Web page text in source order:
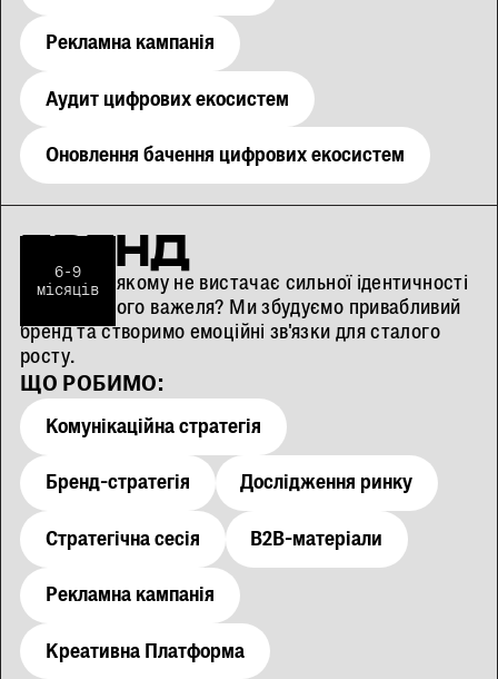
Рекламна кампанія
Аудит цифрових екосистем
Оновлення бачення цифрових екосистем
БРЕНД
Є продукт, якому не вистачає сильної ідентичності
чи емоційного важеля? Ми збудуємо привабливий
бренд та створимо емоційні зв'язки для сталого
росту.
ЩО РОБИМО:
Стратегічна сесія
Дослідження ринку
Бренд-стратегія
Комунікаційна стратегія
Креативна Платформа
Рекламна кампанія
B2B-матеріали
6-9
місяців